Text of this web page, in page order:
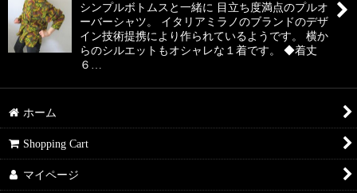
シンプルボトムスと一緒に 目立ち度満点のプルオ
ーバーシャツ。 イタリアミラノのブランドのデザ
イン技術提携により作られているようです。 横か
らのシルエットもオシャレな１着です。 ◆着丈
６…
ホーム
Shopping Cart
マイページ